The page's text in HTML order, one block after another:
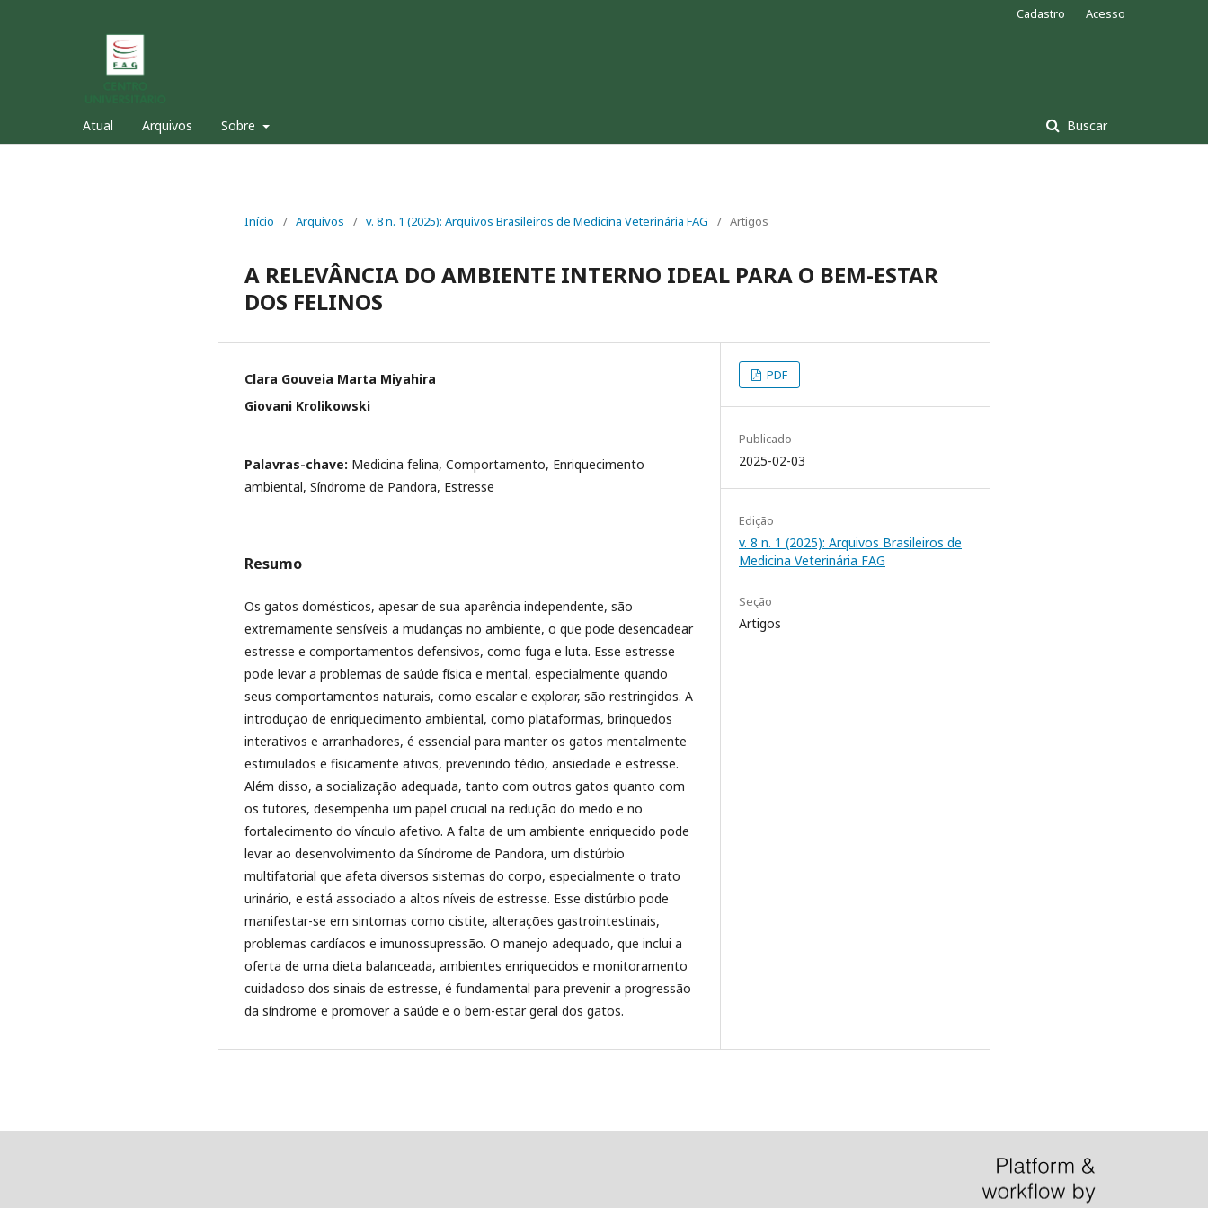
Atual Arquivos Sobre Buscar
Cadastro Acesso
Início / Arquivos / v. 8 n. 1 (2025): Arquivos Brasileiros de Medicina Veterinária FAG / Artigos
A RELEVÂNCIA DO AMBIENTE INTERNO IDEAL PARA O BEM-ESTAR
DOS FELINOS
Clara Gouveia Marta Miyahira
Giovani Krolikowski
Palavras-chave: Medicina felina, Comportamento, Enriquecimento
ambiental, Síndrome de Pandora, Estresse
Resumo
Os gatos domésticos, apesar de sua aparência independente, são
extremamente sensíveis a mudanças no ambiente, o que pode desencadear
estresse e comportamentos defensivos, como fuga e luta. Esse estresse
pode levar a problemas de saúde física e mental, especialmente quando
seus comportamentos naturais, como escalar e explorar, são restringidos. A
introdução de enriquecimento ambiental, como plataformas, brinquedos
interativos e arranhadores, é essencial para manter os gatos mentalmente
estimulados e fisicamente ativos, prevenindo tédio, ansiedade e estresse.
Além disso, a socialização adequada, tanto com outros gatos quanto com
os tutores, desempenha um papel crucial na redução do medo e no
fortalecimento do vínculo afetivo. A falta de um ambiente enriquecido pode
levar ao desenvolvimento da Síndrome de Pandora, um distúrbio
multifatorial que afeta diversos sistemas do corpo, especialmente o trato
urinário, e está associado a altos níveis de estresse. Esse distúrbio pode
manifestar-se em sintomas como cistite, alterações gastrointestinais,
problemas cardíacos e imunossupressão. O manejo adequado, que inclui a
oferta de uma dieta balanceada, ambientes enriquecidos e monitoramento
cuidadoso dos sinais de estresse, é fundamental para prevenir a progressão
da síndrome e promover a saúde e o bem-estar geral dos gatos.
PDF
Publicado
2025-02-03
Edição
v. 8 n. 1 (2025): Arquivos Brasileiros de
Medicina Veterinária FAG
Seção
Artigos